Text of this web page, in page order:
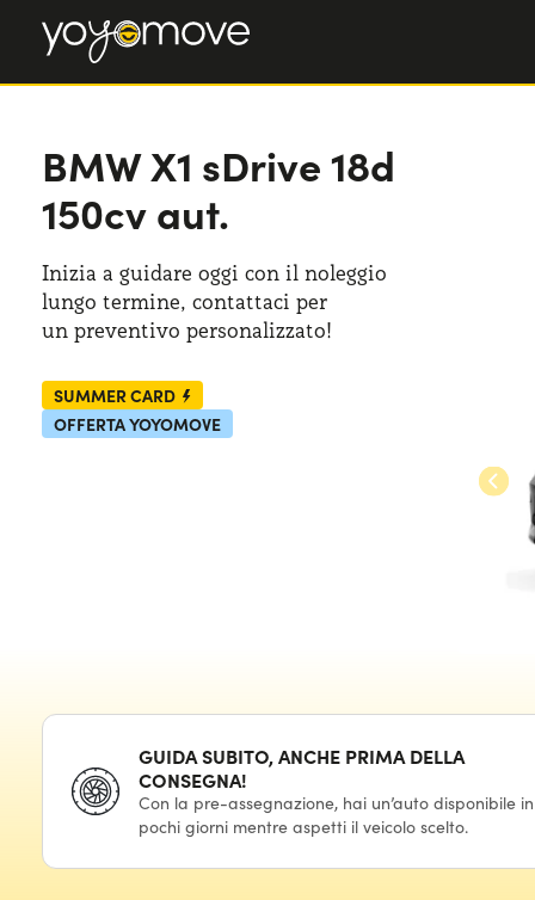
sDrive 18d 150cv aut.
SUMMER CARD
OFFERTA YOYOMOVE
BMW X1 sDrive 18d
150cv aut.
Inizia a guidare oggi con il noleggio
lungo termine, contattaci per
un preventivo personalizzato!
GUIDA SUBITO, ANCHE PRIMA DELLA
CONSEGNA!
Con la pre-assegnazione, hai un’auto disponibile in
pochi giorni mentre aspetti il veicolo scelto.